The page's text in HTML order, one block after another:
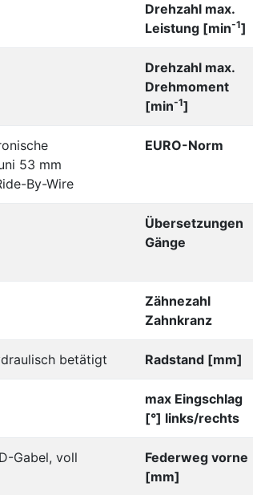
Drehzahl max.
Leistung [min-1]
Drehzahl max.
Drehmoment
[min-1]
53 mm
By-Wire
EURO-Norm
Übersetzungen
Gänge
Zähnezahl
Zahnkranz
betätigt Radstand [mm]
max Eingschlag
[°] links/rechts
Gabel, voll
Federweg vorne
[mm]